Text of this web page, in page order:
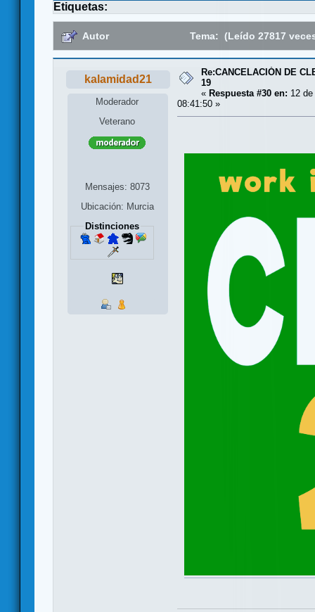
Etiquetas:
Autor Tema: (Leído 27817
kalamidad21
Moderador
Veterano
Mensajes: 8073
Ubicación: Murcia
Distinciones
Re:CANCELACIÓN DE
19
« Respuesta #30 en: 12
08:41:50 »